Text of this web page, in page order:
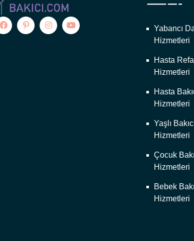
Yabancı
Hizmetleri
Hasta
Hizmetleri
Hasta
Hizmetleri
Yaşlı
Hizmetleri
Çocuk
Hizmetleri
Bebek
Hizmetleri